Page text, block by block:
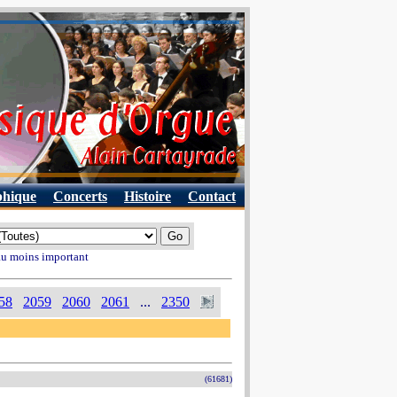
Concerts Histoire Contact
moins important
2059 2060 2061 ... 2350
(61681)